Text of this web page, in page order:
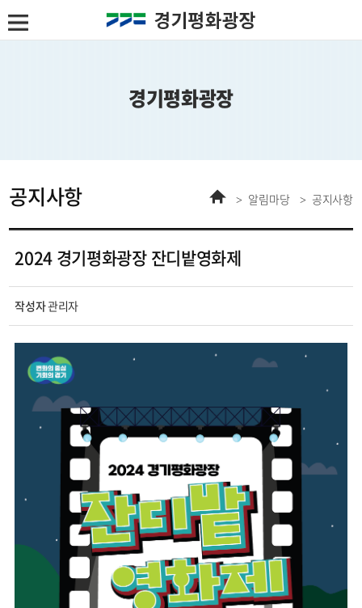
경기평화광장
공지사항 홈 알림마당 공지사항
2024 경기평화광장 잔디밭영화제
게시물
정보
작성자관리자